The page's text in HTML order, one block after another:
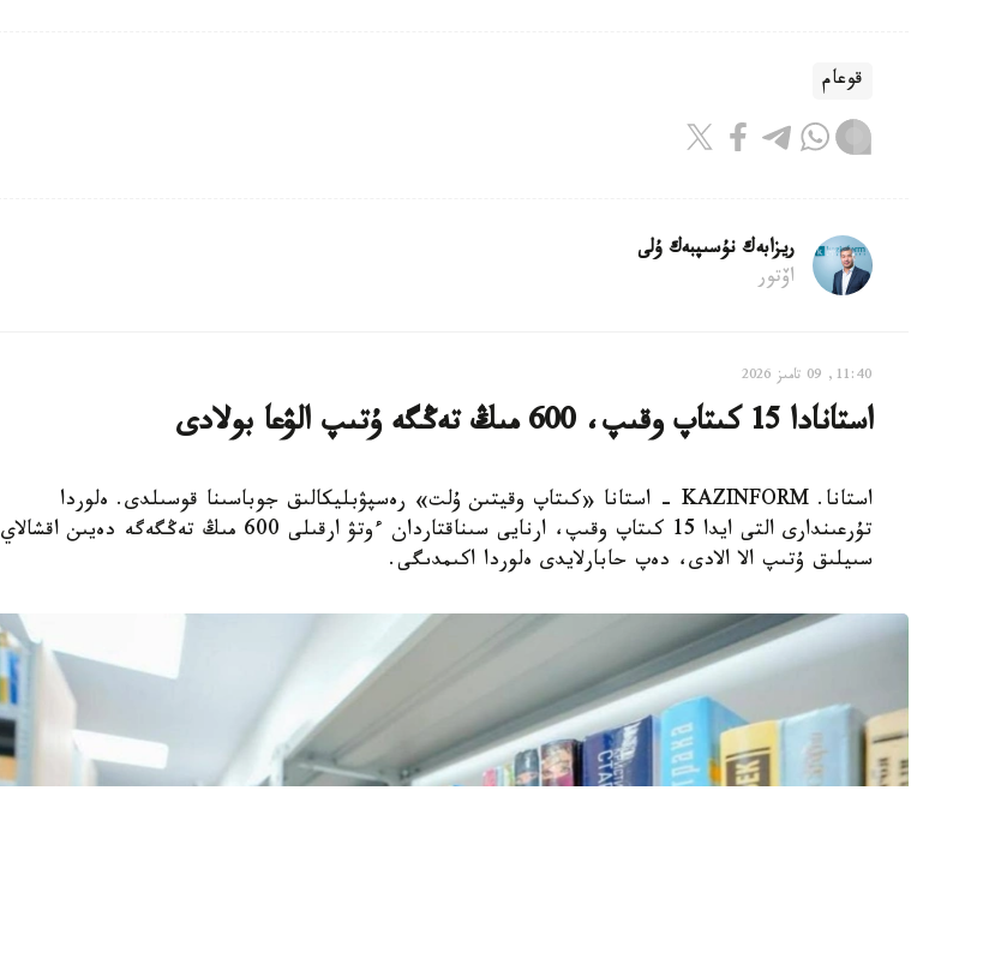
قوعام
ريزابەك نۇسىپبەك ۇلى
اۆتور
11:40, 09 تامىز 2026
استانادا 15 كىتاپ وقىپ، 600 مىڭ تەڭگە ۇتىپ الۋعا بولادى
استانا. KAZINFORM - استانا «كىتاپ وقيتىن ۇلت» رەسپۋبليكالىق جوباسىنا قوسىلدى. ەلوردا
تۇرعىندارى التى ايدا 15 كىتاپ وقىپ، ارنايى سىناقتاردان ءوتۋ ارقىلى 600 مىڭ تەڭگەگە دەيىن اقشالاي
سىيلىق ۇتىپ الا الادى، دەپ حابارلايدى ەلوردا اكىمدىگى.